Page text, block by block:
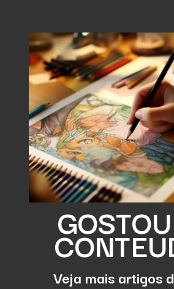
Veja mais artigos